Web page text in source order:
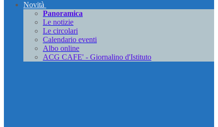
Novità
Panoramica
Le notizie
Le circolari
Calendario eventi
Albo online
ACG CAFE' - Giornalino d'Istituto